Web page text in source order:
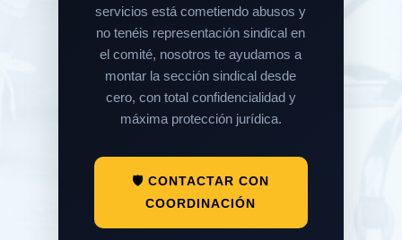
servicios está cometiendo abusos y
no tenéis representación sindical en
el comité, nosotros te ayudamos a
montar la sección sindical desde
cero, con total confidencialidad y
máxima protección jurídica.
🛡️ CONTACTAR CON
COORDINACIÓN